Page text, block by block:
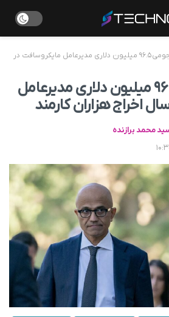
پاداش نجومی ۹۶.۵ میلیون دلاری مدیرعامل مایکروسافت در
پاداش نجومی ۹۶.۵ میلیون دلاری مدیرعامل
اخراج هزاران کارمند
محمد برازنده